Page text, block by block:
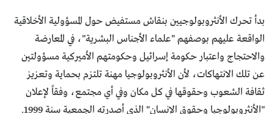
بدأ تحرك الأنثروبولوجيين بنقاش مستفيض حول المسؤولية الأخلاقية
الواقعة عليهم بوصفهم "علماء الأجناس البشرية"، في المعارضة
والاحتجاج واعتبار حكومة إسرائيل وحكومتهم الأميركية مسؤولتين
عن تلك الانتهاكات، لأن الأنثروبولوجيا مهنة تلتزم بحماية وتعزيز
ثقافة الشعوب وحقوقها في كل مكان وفي أي مجتمع، وفقاً لإعلان
"الأنثروبولوجيا وحقوق الإنسان" الذي أصدرته الجمعية سنة 1999.